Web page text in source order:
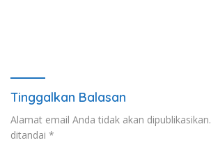
Tinggalkan Balasan
Alamat email Anda tidak akan dipublikasikan.
ditandai *